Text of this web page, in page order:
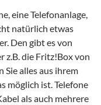
eine Telefonanlage,
natürlich etwas
Den gibt es von
z.B. die Fritz!Box von
alles aus ihrem
möglich ist. Telefone
als auch mehrere